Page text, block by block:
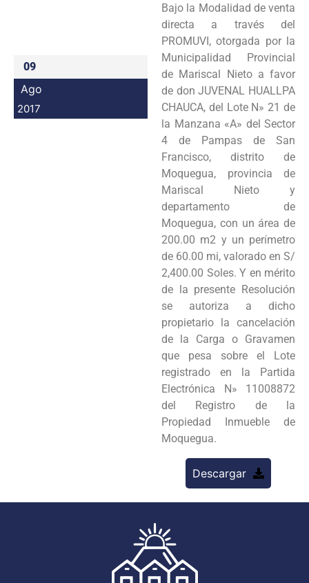
09
Ago
2017
Bajo la Modalidad de venta
directa a través del
PROMUVI, otorgada por la
Municipalidad Provincial
de Mariscal Nieto a favor
de don JUVENAL HUALLPA
CHAUCA, del Lote N» 21 de
la Manzana «A» del Sector
4 de Pampas de San
Francisco, distrito de
Moquegua, provincia de
Mariscal Nieto y
departamento de
Moquegua, con un área de
200.00 m2 y un perímetro
de 60.00 mi, valorado en S/
2,400.00 Soles. Y en mérito
de la presente Resolución
se autoriza a dicho
propietario la cancelación
de la Carga o Gravamen
que pesa sobre el Lote
registrado en la Partida
Electrónica N» 11008872
del Registro de la
Propiedad Inmueble de
Moquegua.
Descargar